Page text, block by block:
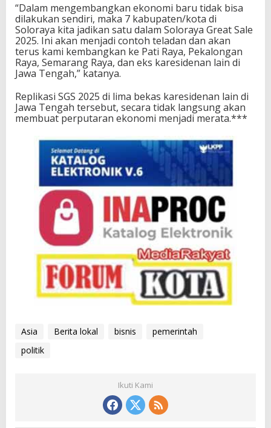
“Dalam mengembangkan ekonomi baru tidak bisa
dilakukan sendiri, maka 7 kabupaten/kota di
Soloraya kita jadikan satu dalam Soloraya Great Sale
2025. Ini akan menjadi contoh teladan dan akan
terus kami kembangkan ke Pati Raya, Pekalongan
Raya, Semarang Raya, dan eks karesidenan lain di
Jawa Tengah,” katanya.
Replikasi SGS 2025 di lima bekas karesidenan lain di
Jawa Tengah tersebut, secara tidak langsung akan
membuat perputaran ekonomi menjadi merata.***
Asia Berita lokal bisnis
pemerintah
politik
Ikuti Kami